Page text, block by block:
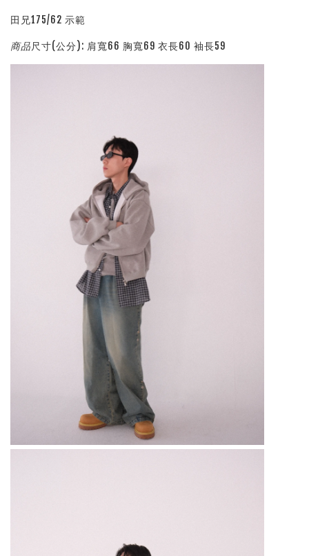
田兄175/62 示範
商品尺寸(公分): 肩寬66 胸寬69 衣長60 袖長59